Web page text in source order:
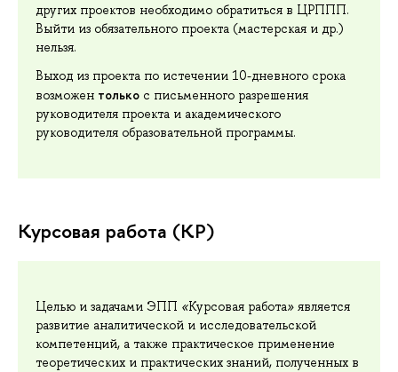
других проектов необходимо обратиться в ЦРППП.
Выйти из обязательного проекта (мастерская и др.)
нельзя.
Выход из проекта по истечении 10-дневного срока
возможен только с письменного разрешения
руководителя проекта и академического
руководителя образовательной программы.
Курсовая работа (КР)
Целью и задачами ЭПП «Курсовая работа» является
развитие аналитической и исследовательской
компетенций, а также практическое применение
теоретических и практических знаний, полученных в